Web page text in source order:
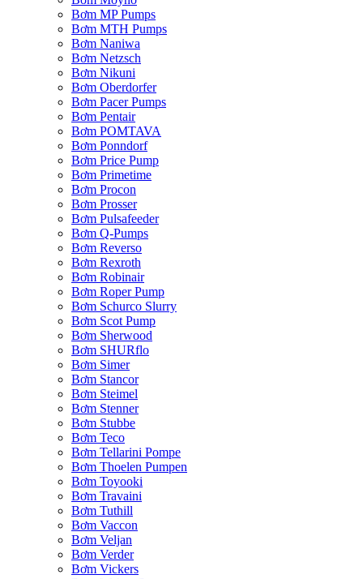
Bơm MP Pumps
Bơm MTH Pumps
Bơm Naniwa
Bơm Netzsch
Bơm Nikuni
Bơm Oberdorfer
Bơm Pacer Pumps
Bơm Pentair
Bơm POMTAVA
Bơm Ponndorf
Bơm Price Pump
Bơm Primetime
Bơm Procon
Bơm Prosser
Bơm Pulsafeeder
Bơm Q-Pumps
Bơm Reverso
Bơm Rexroth
Bơm Robinair
Bơm Roper Pump
Bơm Schurco Slurry
Bơm Scot Pump
Bơm Sherwood
Bơm SHURflo
Bơm Simer
Bơm Stancor
Bơm Steimel
Bơm Stenner
Bơm Stubbe
Bơm Teco
Bơm Tellarini Pompe
Bơm Thoelen Pumpen
Bơm Toyooki
Bơm Travaini
Bơm Tuthill
Bơm Vaccon
Bơm Veljan
Bơm Verder
Bơm Vickers